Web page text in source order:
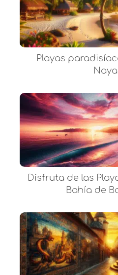
Playas
Disfruta de las
Bahía de